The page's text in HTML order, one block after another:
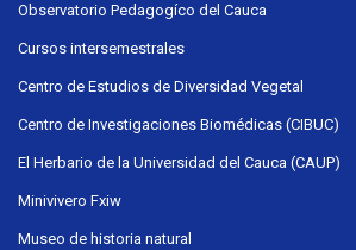
Observatorio Pedagogíco del Cauca
Cursos intersemestrales
Centro de Estudios de Diversidad Vegetal
Centro de Investigaciones Biomédicas (CIBUC)
El Herbario de la Universidad del Cauca (CAUP)
Minivivero Fxiw
Museo de historia natural